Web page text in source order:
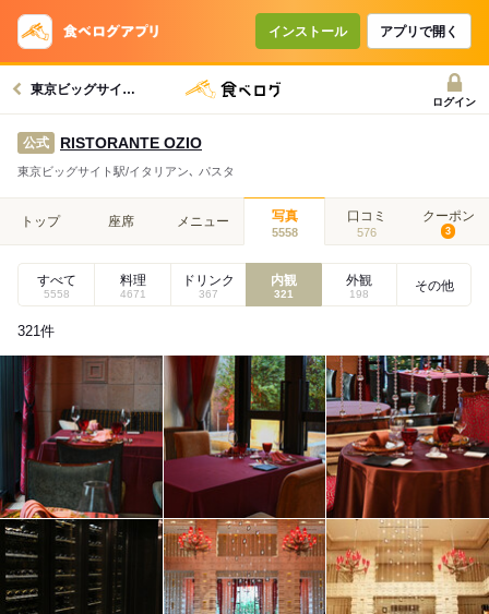
インストール アプリで開く
東京ビッグサイト駅グルメへ
ログイン
公式 RISTORANTE OZIO
東京ビッグサイト駅/イタリアン､ パスタ
トップ 座席 メニュー 写真
5558
口コミ
576
クーポン
3
すべて
5558
料理
4671
ドリンク
367
内観
321
外観
198
その他
321件